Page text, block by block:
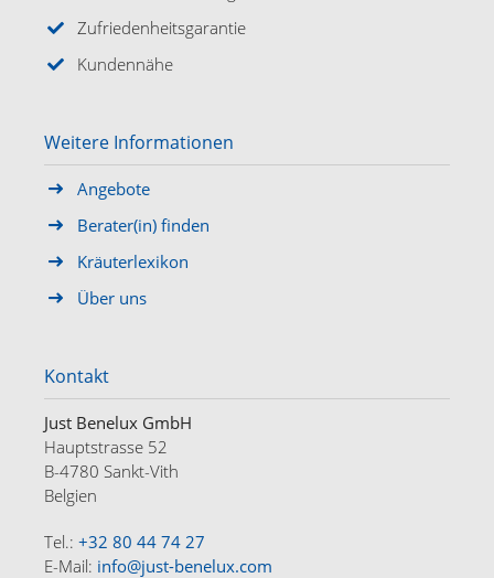
Zufriedenheitsgarantie
Kundennähe
Weitere Informationen
Angebote
Berater(in) finden
Kräuterlexikon
Über uns
Kontakt
Just Benelux GmbH
Hauptstrasse 52
B-4780 Sankt-Vith
Belgien
Tel.: +32 80 44 74 27
E-Mail: info@just-benelux.com